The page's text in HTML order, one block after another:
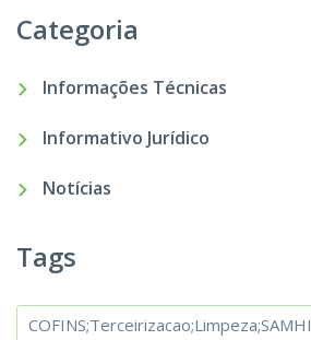
Categoria
Informações Técnicas
Informativo Jurídico
Notícias
Tags
COFINS;Terceirizacao;Limpeza;SAMHI